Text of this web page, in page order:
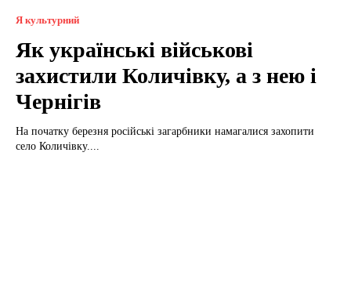
Я культурний
Як українські військові
захистили Количівку, а з нею і
Чернігів
На початку березня російські загарбники намагалися захопити
село Количівку....